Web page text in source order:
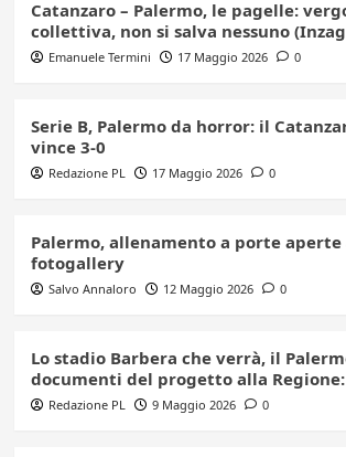
Catanzaro – Palermo, le pagelle:
collettiva, non si salva nessuno
Emanuele Termini 17 Maggio 2026 0
Serie B, Palermo da horror: il
vince 3-0
Redazione PL 17 Maggio 2026 0
Palermo, allenamento a porte aperte
fotogallery
Salvo Annaloro 12 Maggio 2026 0
Lo stadio Barbera che verrà, il
documenti del progetto alla
Redazione PL 9 Maggio 2026 0